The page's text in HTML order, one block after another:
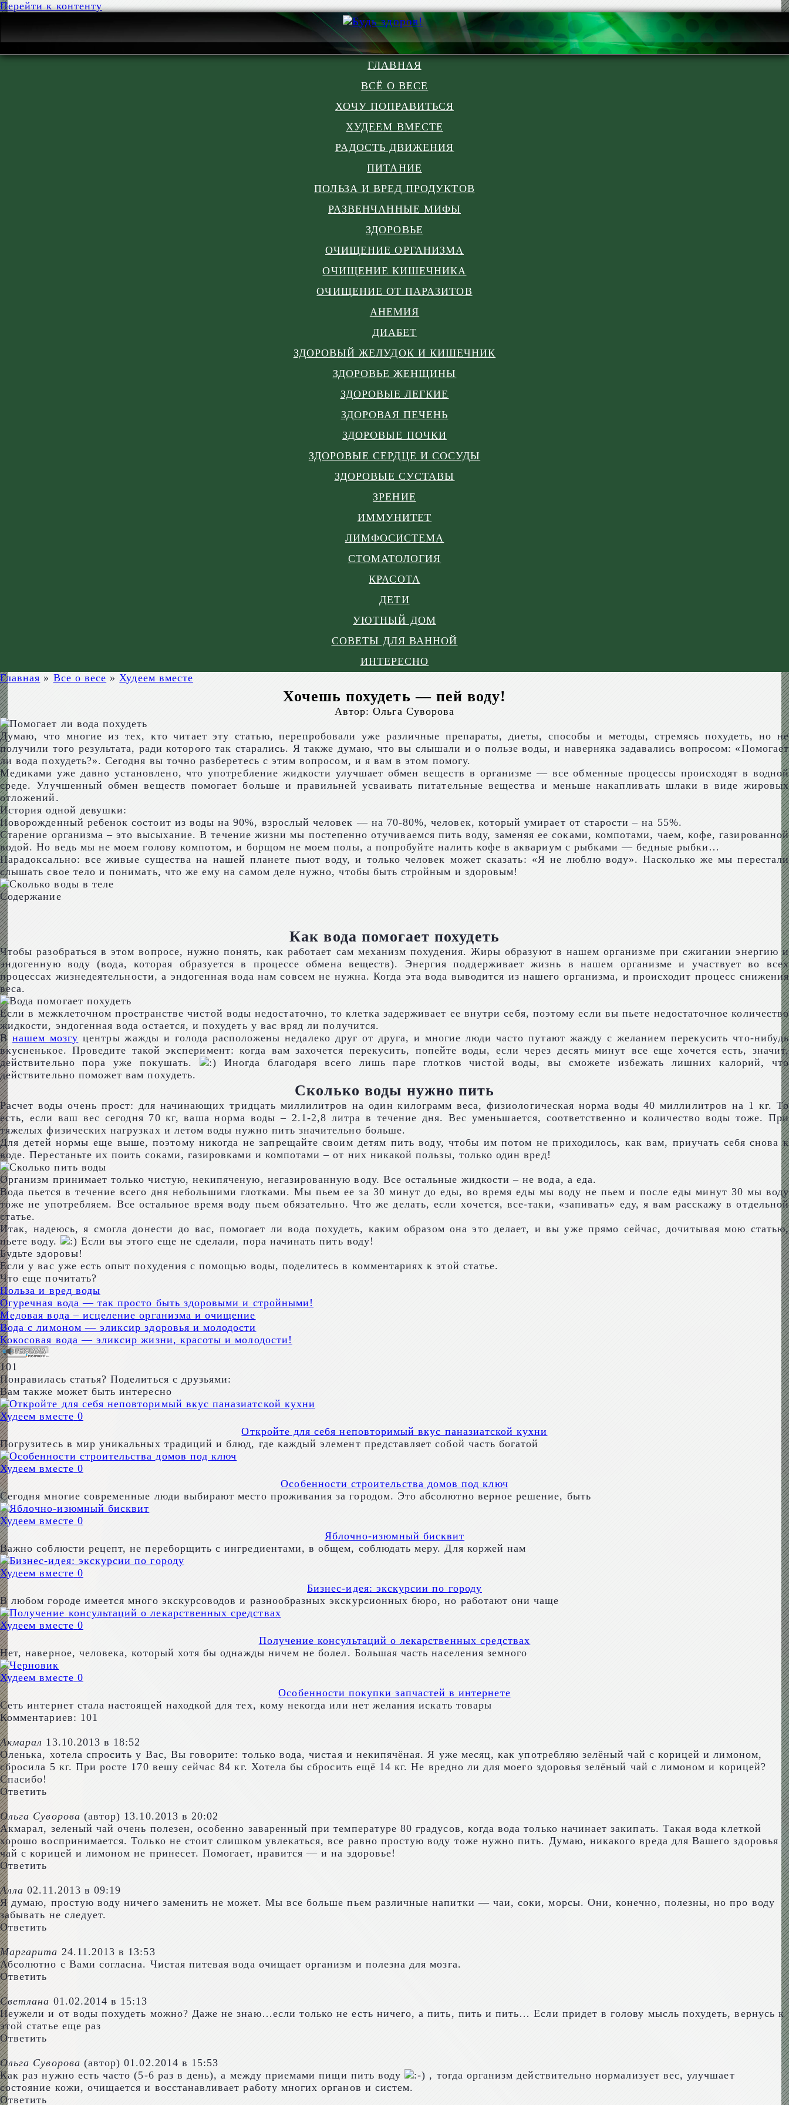
Перейти к контенту
ГЛАВНАЯ
ВСЁ О ВЕСЕ
ХОЧУ ПОПРАВИТЬСЯ
ХУДЕЕМ ВМЕСТЕ
РАДОСТЬ ДВИЖЕНИЯ
ПИТАНИЕ
ПОЛЬЗА И ВРЕД ПРОДУКТОВ
РАЗВЕНЧАННЫЕ МИФЫ
ЗДОРОВЬЕ
ОЧИЩЕНИЕ ОРГАНИЗМА
ОЧИЩЕНИЕ КИШЕЧНИКА
ОЧИЩЕНИЕ ОТ ПАРАЗИТОВ
АНЕМИЯ
ДИАБЕТ
ЗДОРОВЫЙ ЖЕЛУДОК И КИШЕЧНИК
ЗДОРОВЬЕ ЖЕНЩИНЫ
ЗДОРОВЫЕ ЛЕГКИЕ
ЗДОРОВАЯ ПЕЧЕНЬ
ЗДОРОВЫЕ ПОЧКИ
ЗДОРОВЫЕ СЕРДЦЕ И СОСУДЫ
ЗДОРОВЫЕ СУСТАВЫ
ЗРЕНИЕ
ИММУНИТЕТ
ЛИМФОСИСТЕМА
СТОМАТОЛОГИЯ
КРАСОТА
ДЕТИ
УЮТНЫЙ ДОМ
СОВЕТЫ ДЛЯ ВАННОЙ
ИНТЕРЕСНО
Главная » Все о весе » Худеем вместе
Хочешь похудеть — пей воду!
Автор: Ольга Суворова
Думаю, что многие из тех, кто читает эту статью, перепробовали уже различные препараты, диеты, способы и методы, стремясь похудеть, но не
получили того результата, ради которого так старались. Я также думаю, что вы слышали и о пользе воды, и наверняка задавались вопросом: «Помогает
ли вода похудеть?». Сегодня вы точно разберетесь с этим вопросом, и я вам в этом помогу.
Медиками уже давно установлено, что употребление жидкости улучшает обмен веществ в организме — все обменные процессы происходят в водной
среде. Улучшенный обмен веществ помогает больше и правильней усваивать питательные вещества и меньше накапливать шлаки в виде жировых
отложений.
История одной девушки:
Новорожденный ребенок состоит из воды на 90%, взрослый человек — на 70-80%, человек, который умирает от старости – на 55%.
Старение организма – это высыхание. В течение жизни мы постепенно отучиваемся пить воду, заменяя ее соками, компотами, чаем, кофе, газированной
водой. Но ведь мы не моем голову компотом, и борщом не моем полы, а попробуйте налить кофе в аквариум с рыбками — бедные рыбки…
Парадоксально: все живые существа на нашей планете пьют воду, и только человек может сказать: «Я не люблю воду». Насколько же мы перестали
слышать свое тело и понимать, что же ему на самом деле нужно, чтобы быть стройным и здоровым!
Содержание
Как вода помогает похудеть
Чтобы разобраться в этом вопросе, нужно понять, как работает сам механизм похудения. Жиры образуют в нашем организме при сжигании энергию и
эндогенную воду (вода, которая образуется в процессе обмена веществ). Энергия поддерживает жизнь в нашем организме и участвует во всех
процессах жизнедеятельности, а эндогенная вода нам совсем не нужна. Когда эта вода выводится из нашего организма, и происходит процесс снижения
веса.
Если в межклеточном пространстве чистой воды недостаточно, то клетка задерживает ее внутри себя, поэтому если вы пьете недостаточное количество
жидкости, эндогенная вода остается, и похудеть у вас вряд ли получится.
В нашем мозгу центры жажды и голода расположены недалеко друг от друга, и многие люди часто путают жажду с желанием перекусить что-нибудь
вкусненькое. Проведите такой эксперимент: когда вам захочется перекусить, попейте воды, если через десять минут все еще хочется есть, значит,
действительно пора уже покушать.
Иногда благодаря всего лишь паре глотков чистой воды, вы сможете избежать лишних калорий, что
действительно поможет вам похудеть.
Сколько воды нужно пить
Расчет воды очень прост: для начинающих тридцать миллилитров на один килограмм веса, физиологическая норма воды 40 миллилитров на 1 кг. То
есть, если ваш вес сегодня 70 кг, ваша норма воды – 2.1-2,8 литра в течение дня. Вес уменьшается, соответственно и количество воды тоже. При
тяжелых физических нагрузках и летом воды нужно пить значительно больше.
Для детей нормы еще выше, поэтому никогда не запрещайте своим детям пить воду, чтобы им потом не приходилось, как вам, приучать себя снова к
воде. Перестаньте их поить соками, газировками и компотами – от них никакой пользы, только один вред!
Организм принимает только чистую, некипяченую, негазированную воду. Все остальные жидкости – не вода, а еда.
Вода пьется в течение всего дня небольшими глотками. Мы пьем ее за 30 минут до еды, во время еды мы воду не пьем и после еды минут 30 мы воду
тоже не употребляем. Все остальное время воду пьем обязательно. Что же делать, если хочется, все-таки, «запивать» еду, я вам расскажу в отдельной
статье.
Итак, надеюсь, я смогла донести до вас, помогает ли вода похудеть, каким образом она это делает, и вы уже прямо сейчас, дочитывая мою статью,
пьете воду.
Если вы этого еще не сделали, пора начинать пить воду!
Будьте здоровы!
Если у вас уже есть опыт похудения с помощью воды, поделитесь в комментариях к этой статье.
Что еще почитать?
Польза и вред воды
Огуречная вода — так просто быть здоровыми и стройными!
Медовая вода – исцеление организма и очищение
Вода с лимоном — эликсир здоровья и молодости
Кокосовая вода — эликсир жизни, красоты и молодости!
101
Понравилась статья? Поделиться с друзьями:
Вам также может быть интересно
Худеем вместе 0
Откройте для себя неповторимый вкус паназиатской кухни
Погрузитесь в мир уникальных традиций и блюд, где каждый элемент представляет собой часть богатой
Худеем вместе 0
Особенности строительства домов под ключ
Сегодня многие современные люди выбирают место проживания за городом. Это абсолютно верное решение, быть
Худеем вместе 0
Яблочно-изюмный бисквит
Важно соблюсти рецепт, не переборщить с ингредиентами, в общем, соблюдать меру. Для коржей нам
Худеем вместе 0
Бизнес-идея: экскурсии по городу
В любом городе имеется много экскурсоводов и разнообразных экскурсионных бюро, но работают они чаще
Худеем вместе 0
Получение консультаций о лекарственных средствах
Нет, наверное, человека, который хотя бы однажды ничем не болел. Большая часть населения земного
Худеем вместе 0
Особенности покупки запчастей в интернете
Сеть интернет стала настоящей находкой для тех, кому некогда или нет желания искать товары
Комментариев: 101
Акмарал 13.10.2013 в 18:52
Оленька, хотела спросить у Вас, Вы говорите: только вода, чистая и некипячёная. Я уже месяц, как употребляю зелёный чай с корицей и лимоном,
сбросила 5 кг. При росте 170 вешу сейчас 84 кг. Хотела бы сбросить ещё 14 кг. Не вредно ли для моего здоровья зелёный чай с лимоном и корицей?
Спасибо!
Ответить
Ольга Суворова (автор) 13.10.2013 в 20:02
Акмарал, зеленый чай очень полезен, особенно заваренный при температуре 80 градусов, когда вода только начинает закипать. Такая вода клеткой
хорошо воспринимается. Только не стоит слишком увлекаться, все равно простую воду тоже нужно пить. Думаю, никакого вреда для Вашего здоровья
чай с корицей и лимоном не принесет. Помогает, нравится — и на здоровье!
Ответить
Алла 02.11.2013 в 09:19
Я думаю, простую воду ничего заменить не может. Мы все больше пьем различные напитки — чаи, соки, морсы. Они, конечно, полезны, но про воду
забывать не следует.
Ответить
Маргарита 24.11.2013 в 13:53
Абсолютно с Вами согласна. Чистая питевая вода очищает организм и полезна для мозга.
Ответить
Светлана 01.02.2014 в 15:13
Неужели и от воды похудеть можно? Даже не знаю…если только не есть ничего, а пить, пить и пить… Если придет в голову мысль похудеть, вернусь к
этой статье еще раз
Ответить
Ольга Суворова (автор) 01.02.2014 в 15:53
Как раз нужно есть часто (5-6 раз в день), а между приемами пищи пить воду
, тогда организм действительно нормализует вес, улучшает
состояние кожи, очищается и восстанавливает работу многих органов и систем.
Ответить